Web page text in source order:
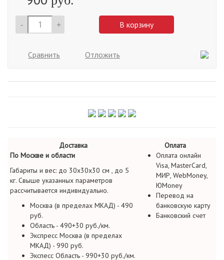
- + В корзину
Сравнить Отложить
Доставка
Оплата
По Москве и области
Габариты и вес: до 30х30х30 см , до 5
кг. Свыше указанных параметров
рассчитывается индивидуально.
Москва (в пределах МКАД) - 490
руб.
Область - 490+30 руб./км.
Экспресс Москва (в пределах
МКАД) - 990 руб.
Экспесс Область - 990+30 руб./км.
Оплата онлайн
Visa, MasterCard,
МИР, WebMoney,
ЮMoney
Перевод на
банковскую карту
Банковский счет